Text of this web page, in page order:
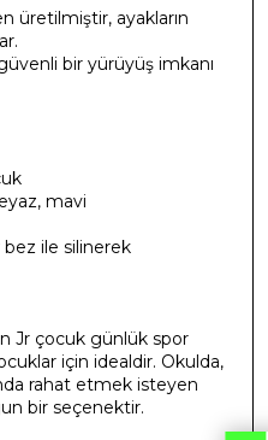
üretilmiştir, ayakların
bir yürüyüş imkanı
mavi
bez ile silinerek
Jr çocuk günlük spor
için idealdir. Okulda,
rahat etmek isteyen
bir seçenektir.